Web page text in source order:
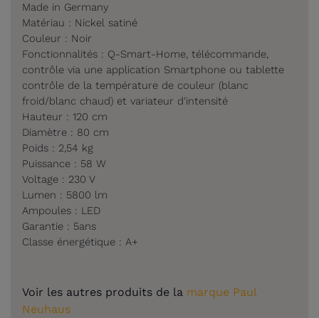
Made in Germany
Matériau : Nickel satiné
Couleur : Noir
Fonctionnalités : Q-Smart-Home, télécommande,
contrôle via une application Smartphone ou tablette
contrôle de la température de couleur (blanc
froid/blanc chaud) et variateur d'intensité
Hauteur : 120 cm
Diamètre : 80 cm
Poids : 2,54 kg
Puissance : 58 W
Voltage : 230 V
Lumen : 5800 lm
Ampoules : LED
Garantie : 5ans
Classe énergétique : A+
Voir les autres produits de la marque Paul
Neuhaus